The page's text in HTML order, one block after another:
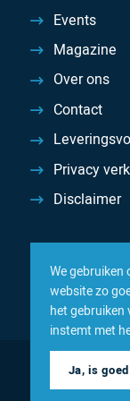
Events
Magazine
Over ons
Contact
Privacy
Disclaimer
© 2026
We gebruiken
website zo
het gebruiken
instemt met
Ja, is goed